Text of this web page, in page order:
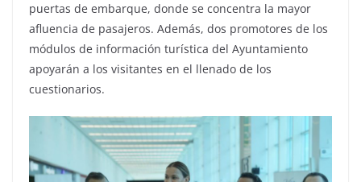
puertas de embarque, donde se concentra la mayor
afluencia de pasajeros. Además, dos promotores de los
módulos de información turística del Ayuntamiento
apoyarán a los visitantes en el llenado de los
cuestionarios.